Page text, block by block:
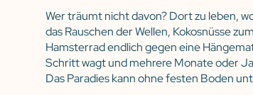
Wer träumt nicht davon? Dort zu leben,
das Rauschen der Wellen, Kokosnüsse
Hamsterrad endlich gegen eine
Schritt wagt und mehrere Monate oder
Das Paradies kann ohne festen Boden